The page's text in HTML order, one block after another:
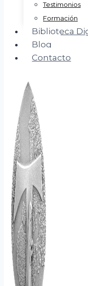
Testimonios
Formación
Biblioteca
Blog
Contacto